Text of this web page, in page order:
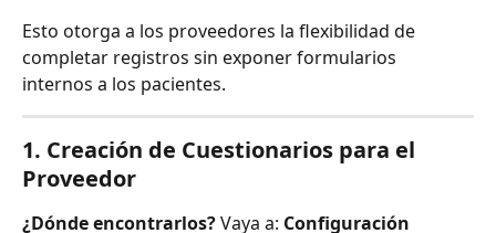
Esto otorga a los proveedores la flexibilidad de
completar registros sin exponer formularios
internos a los pacientes.
1. Creación de Cuestionarios para el
Proveedor
¿Dónde encontrarlos? Vaya a: Configuración